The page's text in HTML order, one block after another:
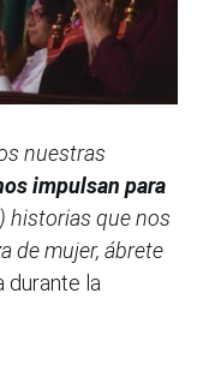
nuestras
impulsan para
historias que nos
de mujer, ábrete
durante la